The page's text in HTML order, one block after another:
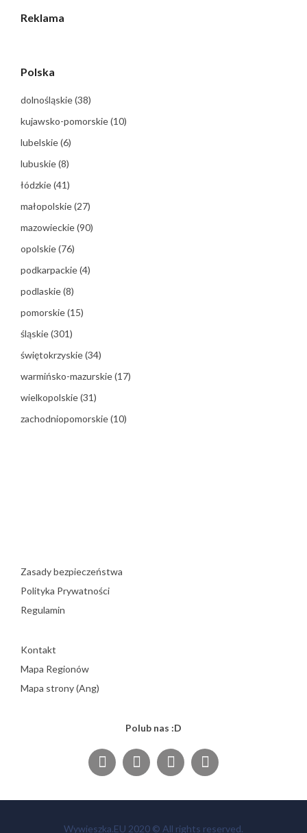
Reklama
Polska
dolnośląskie(38)
kujawsko-pomorskie(10)
lubelskie(6)
lubuskie(8)
łódzkie(41)
małopolskie(27)
mazowieckie(90)
opolskie(76)
podkarpackie(4)
podlaskie(8)
pomorskie(15)
śląskie(301)
świętokrzyskie(34)
warmińsko-mazurskie(17)
wielkopolskie(31)
zachodniopomorskie(10)
Zasady bezpieczeństwa
Polityka Prywatności
Regulamin
Kontakt
Mapa Regionów
Mapa strony (Ang)
Polub nas :D
Wywieszka.EU 2020 © All rights reserved.